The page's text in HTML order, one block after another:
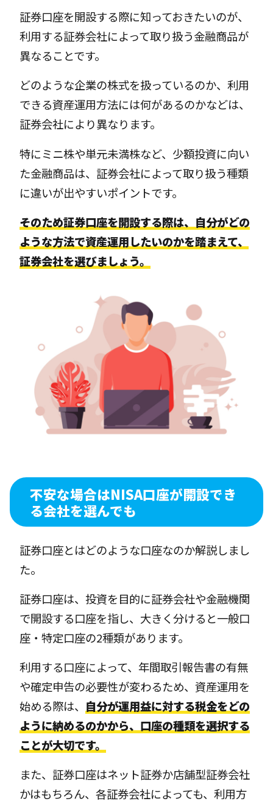
証券口座を開設する際に知っておきたいのが、
利用する証券会社によって取り扱う金融商品が
異なることです。
どのような企業の株式を扱っているのか、利用
できる資産運用方法には何があるのかなどは、
証券会社により異なります。
特にミニ株や単元未満株など、少額投資に向い
た金融商品は、証券会社によって取り扱う種類
に違いが出やすいポイントです。
そのため証券口座を開設する際は、自分がどの
ような方法で資産運用したいのかを踏まえて、
証券会社を選びましょう。
不安な場合はNISA口座が開設でき
る会社を選んでも
証券口座とはどのような口座なのか解説しまし
た。
証券口座は、投資を目的に証券会社や金融機関
で開設する口座を指し、大きく分けると一般口
座・特定口座の2種類があります。
利用する口座によって、年間取引報告書の有無
や確定申告の必要性が変わるため、資産運用を
始める際は、 自分が運用益に対する税金をどの
ように納めるのかから、口座の種類を選択する
ことが大切です。
また、証券口座はネット証券か店舗型証券会社
かはもちろん、各証券会社によっても、利用方